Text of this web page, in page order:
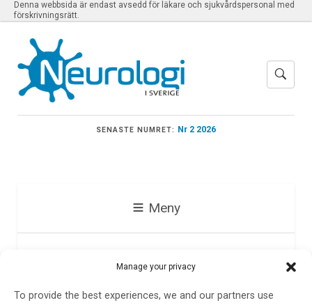
Manage your privacy
To provide the best experiences, we and our partners use
Denna webbsida är endast avsedd för läkare och sjukvårdspersonal med
förskrivningsrätt.
SENASTE NUMRET: Nr 2 2026
Meny
Prenumerera